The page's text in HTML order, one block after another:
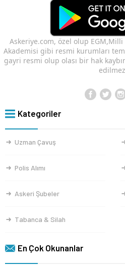
Askeriye.com, özel olup EGM,Milli
Akademisi gibi resmi kurumları
gayri resmi olup olası bir hak
Kategoriler
Uzman Çavuş
Polis Alımı
Askeri Şubeler
Tabanca & Silah
En Çok Okunanlar